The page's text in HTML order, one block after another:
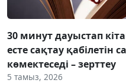
30 минут дауыстап
есте сақтау қабілетін
көмектеседі – зерттеу
5 тамыз, 2026